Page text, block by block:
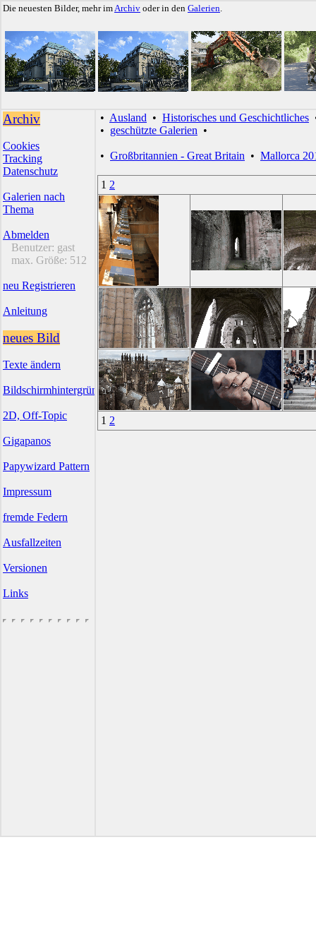
Die neuesten Bilder, mehr imArchiv oder in den Galerien.
Archiv
Cookies
Tracking
Datenschutz
Galerien nach
Thema
Abmelden
Benutzer: gast
max. Größe: 512
neu Registrieren
Anleitung
neues Bild
Texte ändern
Bildschirmhintergründe
2D, Off-Topic
Gigapanos
Papywizard Pattern
Impressum
fremde Federn
Ausfallzeiten
Versionen
Links
• Ausland • Historisches und Geschichtliches
• geschützte Galerien •
• Großbritannien - Great Britain • Mallorca
1 2
1 2